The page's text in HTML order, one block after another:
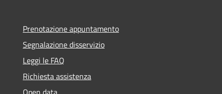
Prenotazione appuntamento
Segnalazione disservizio
Leggi le FAQ
Richiesta assistenza